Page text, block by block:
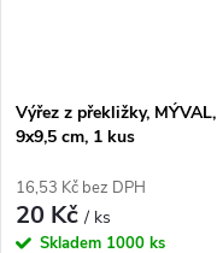
Výřez z překližky, MÝVAL,
9x9,5 cm, 1 kus
16,53 Kč bez DPH
20 Kč/ ks
Skladem 1000 ks